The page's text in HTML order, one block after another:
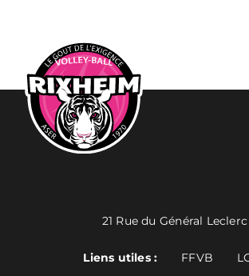
21 Rue du Général
Liens utiles :
FFVB